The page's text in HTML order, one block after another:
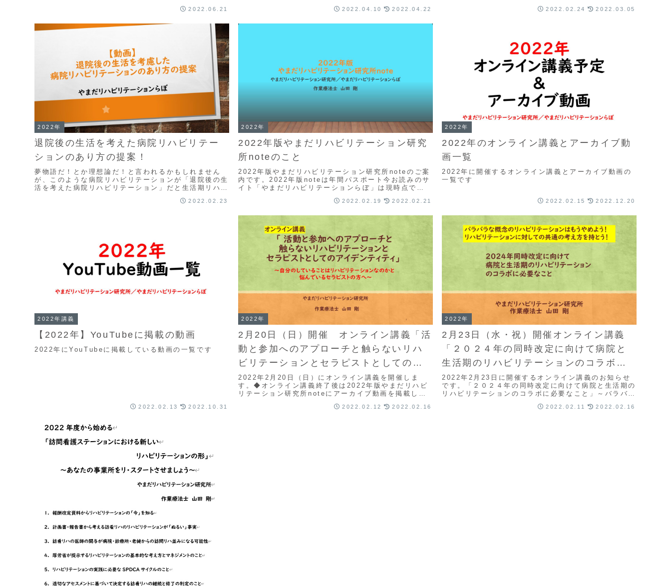
2022.06.21 2022.04.10 2022.04.22 2022.02.24 2022.03.05
2022年
退院後の生活を考えた病院リハビリテー
ションのあり方の提案！
夢物語だ！とか理想論だ！と言われるかもしれません
が、このような病院リハビリテーションが「退院後の生
活を考えた病院リハビリテーション」だと生活期リハで
2022.02.23
2022年
2022年版やまだリハビリテーション研究
所noteのこと
2022年版やまだリハビリテーション研究所noteのご案
内です。2022年版noteは年間パスポート今お読みのサ
イト「やまだリハビリテーションらぼ」は現時点で
2022.02.19 2022.02.21
2022年
2022年のオンライン講義とアーカイブ動
画一覧
2022年に開催するオンライン講義とアーカイブ動画の
一覧です
2022.02.15 2022.12.20
2022年講義
【2022年】YouTubeに掲載の動画
2022年にYouTubeに掲載している動画の一覧です
2022.02.13 2022.10.31
2022年
2月20日（日）開催 オンライン講義「活
動と参加へのアプローチと触らないリハ
ビリテーションとセラピストとしてのア
イデンティティ」
2022年2月20日（日）にオンライン講義を開催しま
す。◆オンライン講義終了後は2022年版やまだリハビ
リテーション研究所noteにアーカイブ動画を掲載しま
2022.02.12 2022.02.16
2022年
2月23日（水・祝）開催オンライン講義
「２０２４年の同時改定に向けて病院と
生活期のリハビリテーションのコラボに
必要なこと」
2022年2月23日に開催するオンライン講義のお知らせ
です。「２０２４年の同時改定に向けて病院と生活期の
リハビリテーションのコラボに必要なこと」～バラバラ
テーションに対しての共通の考え方を持とう！～という
2022.02.11 2022.02.16